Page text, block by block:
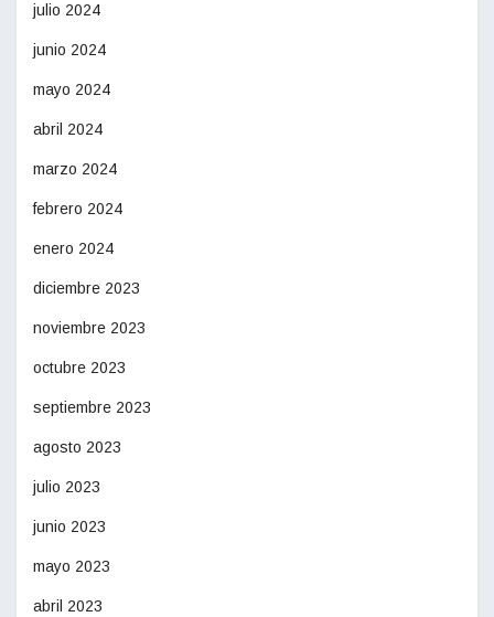
julio 2024
junio 2024
mayo 2024
abril 2024
marzo 2024
febrero 2024
enero 2024
diciembre 2023
noviembre 2023
octubre 2023
septiembre 2023
agosto 2023
julio 2023
junio 2023
mayo 2023
abril 2023